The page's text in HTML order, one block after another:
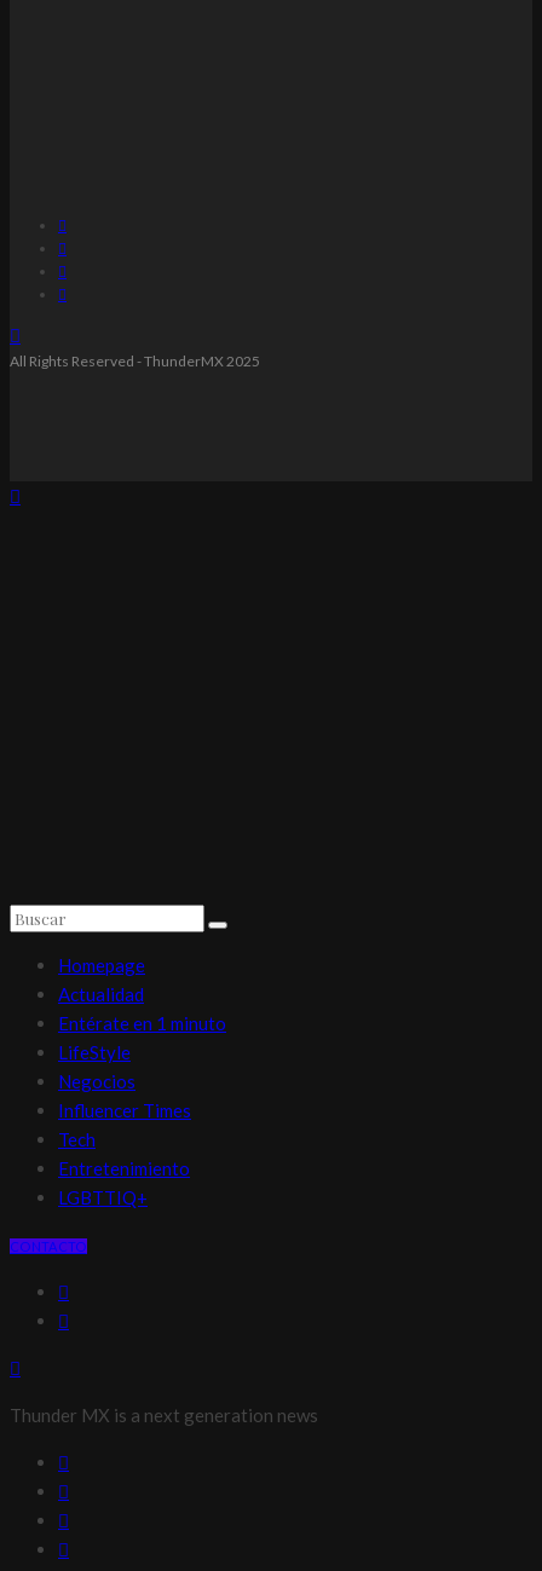
All Rights Reserved - ThunderMX 2025
Homepage
Actualidad
Entérate en 1 minuto
LifeStyle
Negocios
Influencer Times
Tech
Entretenimiento
LGBTTIQ+
CONTACTO
Thunder MX is a next generation news